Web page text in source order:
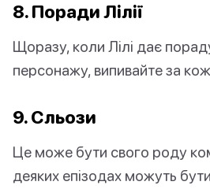
8. Поради Лілії
Щоразу, коли Лілі дає
персонажу, випивайте за
9. Сльози
Це може бути свого роду
деяких епізодах можуть